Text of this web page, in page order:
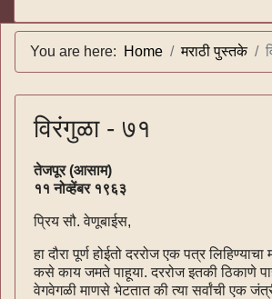
You are here: Home मराठी पुस्तके
विरंगुळा - ७१
तेजपूर (आसाम)
११ नोव्हेंबर १९६३
प्रिय सौ. वेणूबाईस,
हा दौरा पूर्ण होईतो दररोज एक पत्र
कसे काय जमते पाहूया. दररोज इतकी ठिकाणे
वेगवेगळी माणसे भेटतात की त्या सर्वांची एक